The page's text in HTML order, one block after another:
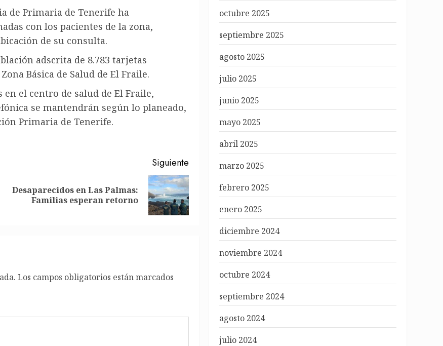
de Primaria de Tenerife ha
con los pacientes de la zona,
de su consulta.
adscrita de 8.783 tarjetas
Básica de Salud de El Fraile.
el centro de salud de El Fraile,
se mantendrán según lo planeado,
Primaria de Tenerife.
Entrada
Siguiente
Siguiente
Desaparecidos en Las Palmas:
Familias esperan retorno
Los campos obligatorios están marcados
octubre 2025
septiembre 2025
agosto 2025
julio 2025
junio 2025
mayo 2025
abril 2025
marzo 2025
febrero 2025
enero 2025
diciembre 2024
noviembre 2024
octubre 2024
septiembre 2024
agosto 2024
julio 2024